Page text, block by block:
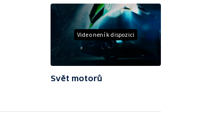
Video není k dispozici
Svět motorů